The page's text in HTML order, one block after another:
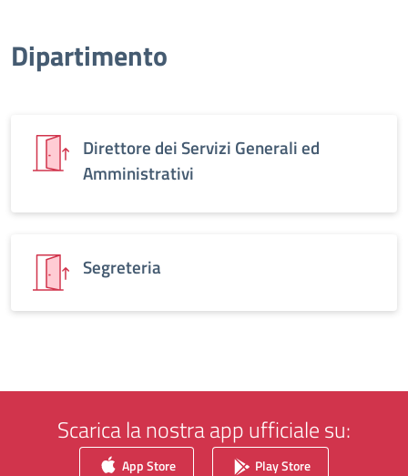
Dipartimento
Direttore dei Servizi Generali ed
Amministrativi
Segreteria
Scarica la nostra app ufficiale su:
App Store Play Store